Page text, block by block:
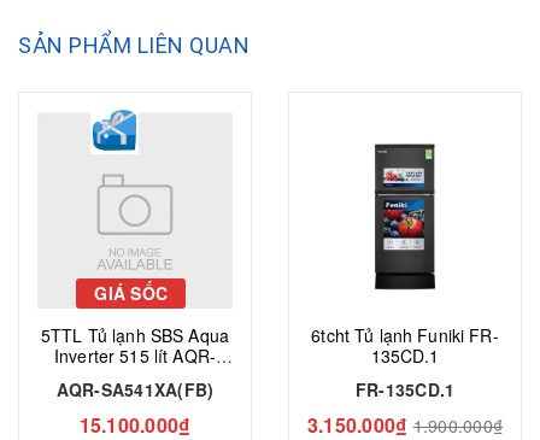
SẢN PHẨM LIÊN QUAN
GIÁ SỐC
5TTL Tủ lạnh SBS Aqua
Inverter 515 lít AQR-
AQR-SA541XA(FB)
15.100.000₫
6tcht Tủ lạnh Funiki FR-
135CD.1
FR-135CD.1
3.150.000₫ 1.900.000₫